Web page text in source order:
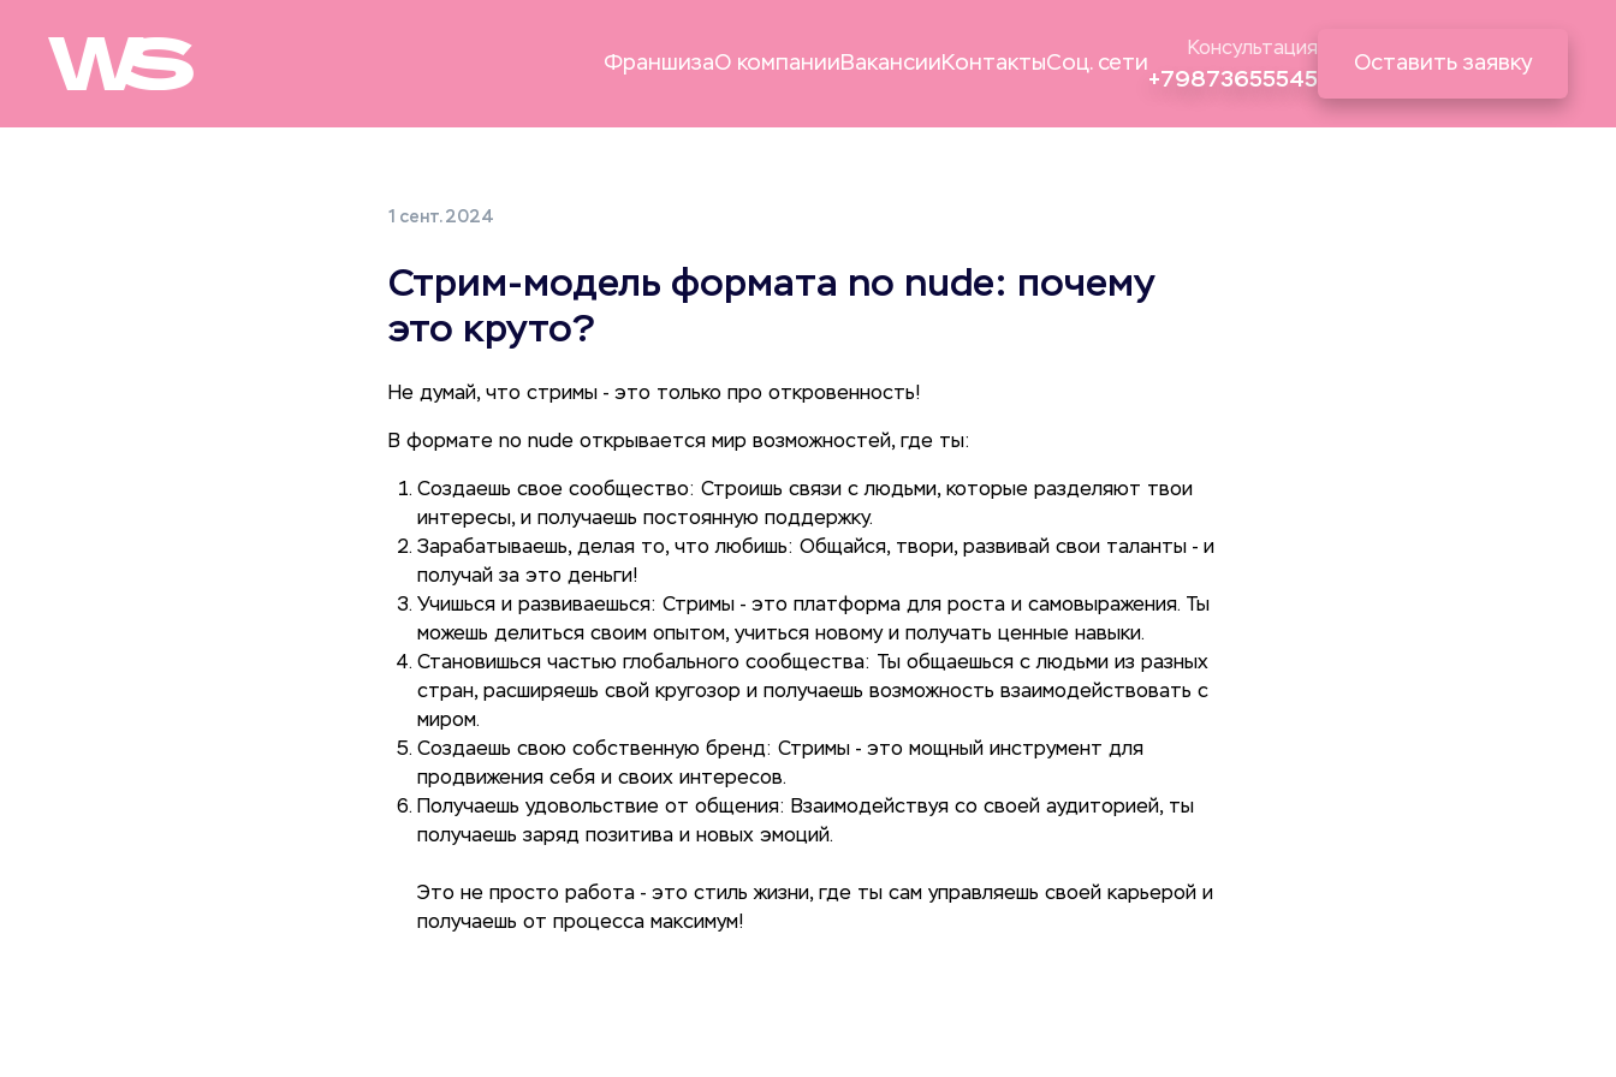
ФраншизаО компанииВакансииКонтактыСоц. сети
Консультация
+79873655545
Оставить заявку
1 сент. 2024
Стрим-модель формата no nude: почему
это круто?
Не думай, что стримы - это только про откровенность!
В формате no nude открывается мир возможностей, где ты:
Создаешь свое сообщество: Строишь связи с людьми, которые разделяют твои
интересы, и получаешь постоянную поддержку.
Зарабатываешь, делая то, что любишь: Общайся, твори, развивай свои таланты - и
получай за это деньги!
Учишься и развиваешься: Стримы - это платформа для роста и самовыражения. Ты
можешь делиться своим опытом, учиться новому и получать ценные навыки.
Становишься частью глобального сообщества: Ты общаешься с людьми из разных
стран, расширяешь свой кругозор и получаешь возможность взаимодействовать с
миром.
Создаешь свою собственную бренд: Стримы - это мощный инструмент для
продвижения себя и своих интересов.
Получаешь удовольствие от общения: Взаимодействуя со своей аудиторией, ты
получаешь заряд позитива и новых эмоций.
Это не просто работа - это стиль жизни, где ты сам управляешь своей карьерой и
получаешь от процесса максимум!